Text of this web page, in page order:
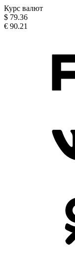
Курс валют
$ 79.36
€ 90.21